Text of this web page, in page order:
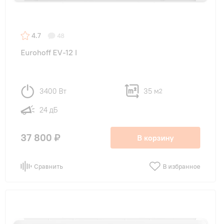
4.7 48
Eurohoff EV-12 I
3400 Вт 35 м2
24 дБ
37 800 ₽ В корзину
Сравнить В избранное